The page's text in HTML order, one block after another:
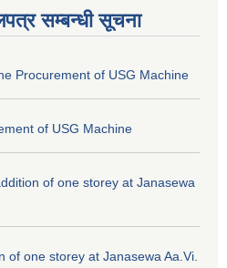
सम्बन्धी सूचना
Procurement of USG Machine
of USG Machine
of one storey at Janasewa
of one storey at Janasewa Aa.Vi.